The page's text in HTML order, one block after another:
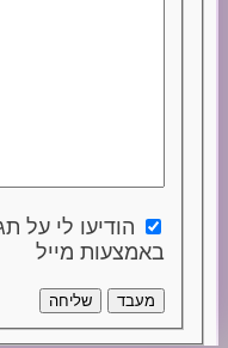
הודיעו לי על
באמצעות מייל
מעבד שליחה